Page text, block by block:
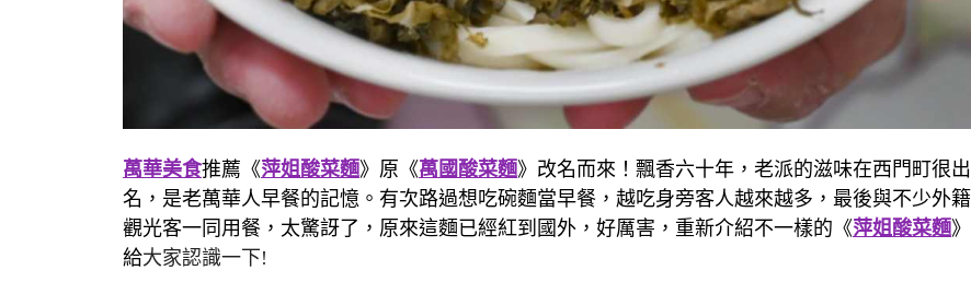
萬華美食推薦《萍姐酸菜麵》原《萬國酸菜麵》改名而來！飄香六十年，老派的滋味在西門町很出
名，是老萬華人早餐的記憶。有次路過想吃碗麵當早餐，越吃身旁客人越來越多，最後與不少外籍
觀光客一同用餐，太驚訝了，原來這麵已經紅到國外，好厲害，重新介紹不一樣的《萍姐酸菜麵》
給大家認識一下!